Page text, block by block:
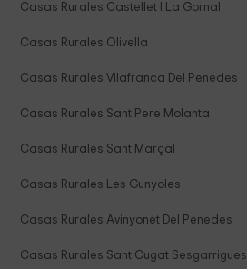
Casas Rurales Castellet I La Gornal
Casas Rurales Olivella
Casas Rurales Vilafranca Del Penedes
Casas Rurales Sant Pere Molanta
Casas Rurales Sant Marçal
Casas Rurales Les Gunyoles
Casas Rurales Avinyonet Del Penedes
Casas Rurales Sant Cugat Sesgarrigues